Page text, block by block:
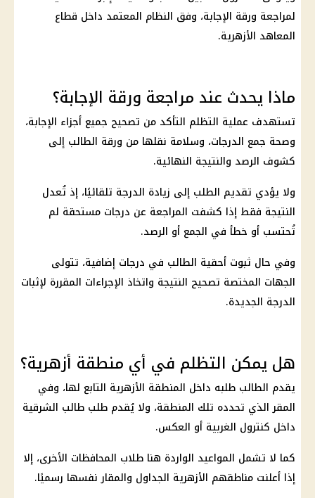
لمراجعة ورقة الإجابة، وفق النظام المعتمد داخل قطاع
المعاهد الأزهرية.
ماذا يحدث عند مراجعة ورقة الإجابة؟
تستهدف عملية التظلم التأكد من تصحيح جميع أجزاء الإجابة،
وصحة جمع الدرجات، وسلامة نقلها من ورقة الطالب إلى
كشوف الرصد والنتيجة النهائية.
ولا يؤدي تقديم الطلب إلى زيادة الدرجة تلقائيًا، إذ تُعدل
النتيجة فقط إذا كشفت المراجعة عن درجات مستحقة لم
تُحتسب أو خطأ في الجمع أو الرصد.
وفي حال ثبوت أحقية الطالب في درجات إضافية، تتولى
الجهات المختصة تصحيح النتيجة واتخاذ الإجراءات المقررة لإثبات
الدرجة الجديدة.
هل يمكن التظلم في أي منطقة أزهرية؟
يقدم الطالب طلبه داخل المنطقة الأزهرية التابع لها، وفي
المقر الذي تحدده تلك المنطقة، ولا يُقدم طلب طالب الشرقية
داخل كنترول الغربية أو العكس.
كما لا تشمل المواعيد الواردة هنا طلاب المحافظات الأخرى، إلا
إذا أعلنت مناطقهم الأزهرية الجداول والمقار نفسها رسميًا.